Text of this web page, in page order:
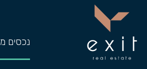
נכסים